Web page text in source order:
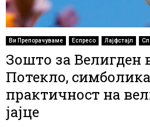
Ви Препорачуваме Еспресо Лајфстајл
Зошто за Велигден
Потекло,
практичност на
јајце